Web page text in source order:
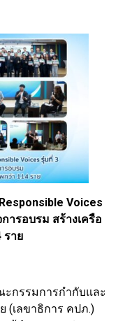
Voices
ารอบรม สร้างเครือ
ราย
ะกรรมการกำกับและ
(เลขาธิการ คปภ.)